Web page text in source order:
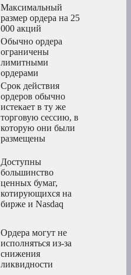
Максимальный
размер ордера на 25
000 акций
Обычно ордера
ограничены
лимитными
ордерами
Срок действия
ордеров обычно
истекает в ту же
торговую сессию, в
которую они были
размещены
Доступны
большинство
ценных бумаг,
котирующихся на
бирже и Nasdaq
Ордера могут не
исполняться из-за
снижения
ликвидности